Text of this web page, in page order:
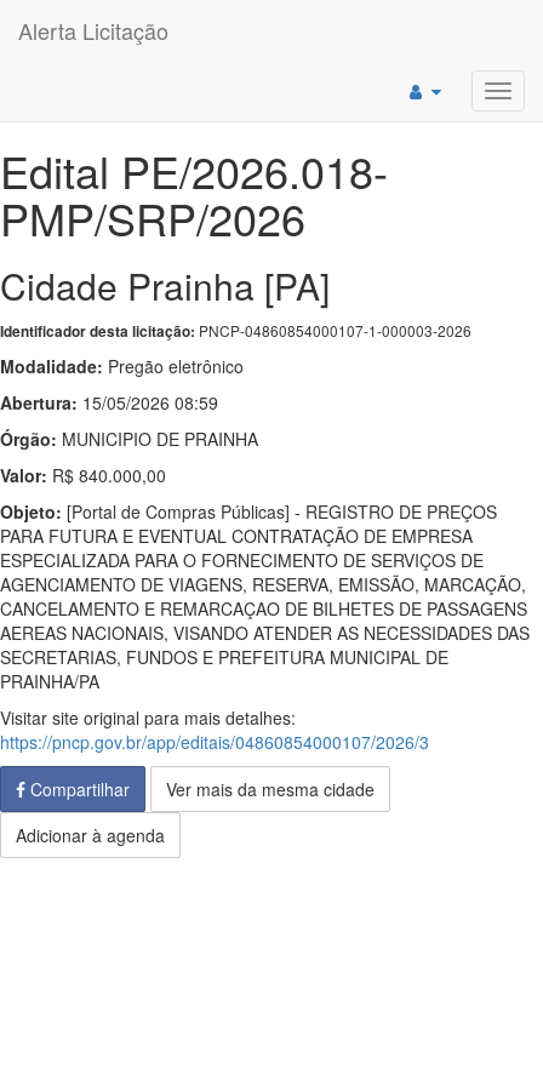
Alerta Licitação
Edital PE/2026.018-
PMP/SRP/2026
Cidade Prainha [PA]
Identificador desta licitação: PNCP-04860854000107-1-000003-2026
Modalidade: Pregão eletrônico
Abertura: 15/05/2026 08:59
Órgão: MUNICIPIO DE PRAINHA
Valor: R$ 840.000,00
Objeto: [Portal de Compras Públicas] - REGISTRO DE PREÇOS
PARA FUTURA E EVENTUAL CONTRATAÇÃO DE EMPRESA
ESPECIALIZADA PARA O FORNECIMENTO DE SERVIÇOS DE
AGENCIAMENTO DE VIAGENS, RESERVA, EMISSÃO, MARCAÇÃO,
CANCELAMENTO E REMARCAÇAO DE BILHETES DE PASSAGENS
AEREAS NACIONAIS, VISANDO ATENDER AS NECESSIDADES DAS
SECRETARIAS, FUNDOS E PREFEITURA MUNICIPAL DE
PRAINHA/PA
Visitar site original para mais detalhes:
https://pncp.gov.br/app/editais/04860854000107/2026/3
Compartilhar
Ver mais da mesma cidade
Adicionar à agenda